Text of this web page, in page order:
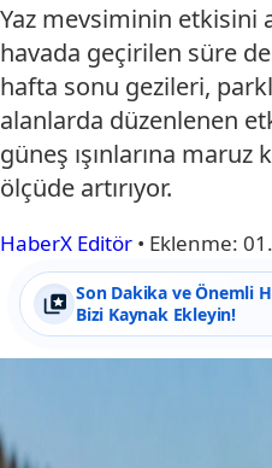
Yaz mevsiminin etkisini
havada geçirilen süre
hafta sonu gezileri,
alanlarda düzenlenen
güneş ışınlarına
ölçüde artırıyor.
HaberX Editör • Eklenme:
Son Dakika ve Önemli
Bizi Kaynak Ekleyin!